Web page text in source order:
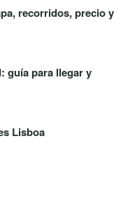
recorridos, precio y
guía para llegar y
Lisboa